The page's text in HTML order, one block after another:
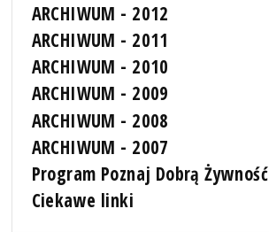
ARCHIWUM - 2012
ARCHIWUM - 2011
ARCHIWUM - 2010
ARCHIWUM - 2009
ARCHIWUM - 2008
ARCHIWUM - 2007
Program Poznaj Dobrą Żywność
Ciekawe linki